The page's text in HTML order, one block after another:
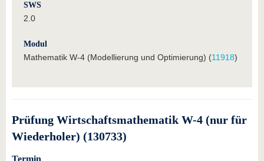
SWS
2.0
Modul
Mathematik W-4 (Modellierung und Optimierung) (11918)
Prüfung Wirtschaftsmathematik W-4 (nur für
Wiederholer) (130733)
Termin